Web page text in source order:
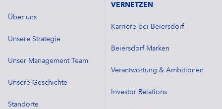
Über uns
Unsere Strategie
Unser Management Team
Unsere Geschichte
Standorte
VERNETZEN
Karriere bei Beiersdorf
Beiersdorf Marken
Verantwortung & Ambitionen
Investor Relations